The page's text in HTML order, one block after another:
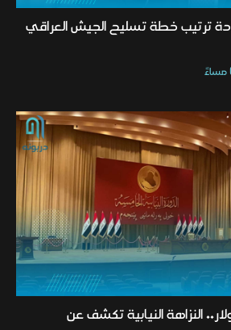
ترتيب خطة تسليح الجيش العراقي
دولار.. النزاهة النيابية تكشف عن